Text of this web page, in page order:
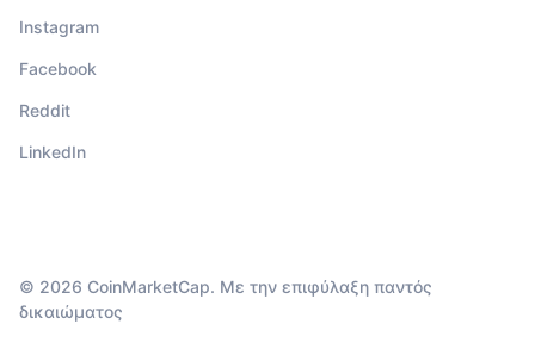
Instagram
Facebook
Reddit
LinkedIn
© 2026 CoinMarketCap. Με την επιφύλαξη παντός
δικαιώματος